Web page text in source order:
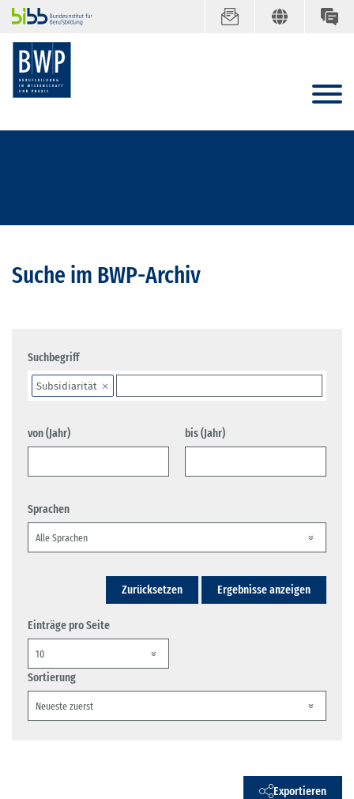
Suche im BWP-Archiv
Suchbegriff
Subsidiarität
von (Jahr) bis (Jahr)
Sprachen
Zurücksetzen Ergebnisse anzeigen
Einträge pro Seite
Sortierung
Exportieren